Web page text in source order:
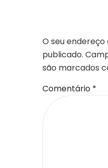
O seu
publicado.
são marcados
Comentário *